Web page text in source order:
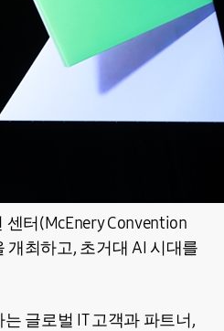
터(McEnery Convention
개최하고, 초거대 AI 시대를
글로벌 IT 고객과 파트너,